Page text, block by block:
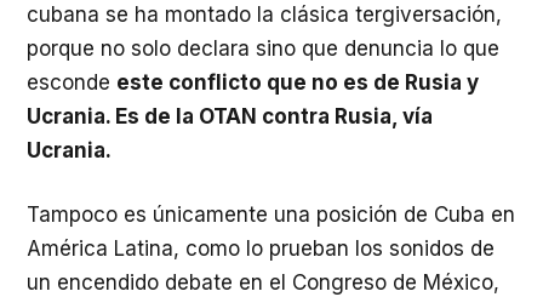
cubana se ha montado la clásica tergiversación,
porque no solo declara sino que denuncia lo que
esconde este conflicto que no es de Rusia y
Ucrania. Es de la OTAN contra Rusia, vía
Ucrania.
Tampoco es únicamente una posición de Cuba en
América Latina, como lo prueban los sonidos de
un encendido debate en el Congreso de México,